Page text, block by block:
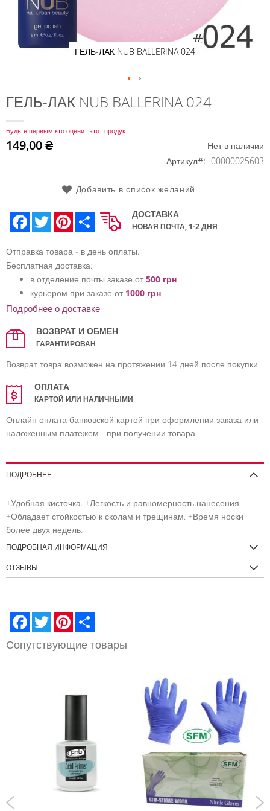
ГЕЛЬ-ЛАК NUB BALLERINA 024
к
галереи
изображений
ГЕЛЬ-ЛАК NUB BALLERINA 024
Будьте первым кто оценит этот продукт
149,00 ₴
Нет в наличии
Артикул
00000025603
Добавить в список желаний
Facebook
Twitter PinterestShare ДОСТАВКА
НОВАЯ ПОЧТА, 1-2 ДНЯ
Отправка товара - в день оплаты.
Бесплатная доставка:
в отделение почты заказе от 500 грн
курьером при заказе от 1000 грн
Подробнее о доставке
ВОЗВРАТ И ОБМЕН
ГАРАНТИРОВАН
Возврат товра возможен на протяжении 14 дней после покупки
ОПЛАТА
КАРТОЙ ИЛИ НАЛИЧНЫМИ
Онлайн оплата банковской картой при оформлении заказа или
наложенным платежем - при получении товара
ПОДРОБНЕЕ
+Удобная кисточка. +Легкость и равномерность нанесения.
+Обладает стойкостью к сколам и трещинам. +Время носки
более двух недель.
ПОДРОБНАЯ ИНФОРМАЦИЯ
ОТЗЫВЫ
Facebook
Twitter Pinterest
Сопутствующие товары